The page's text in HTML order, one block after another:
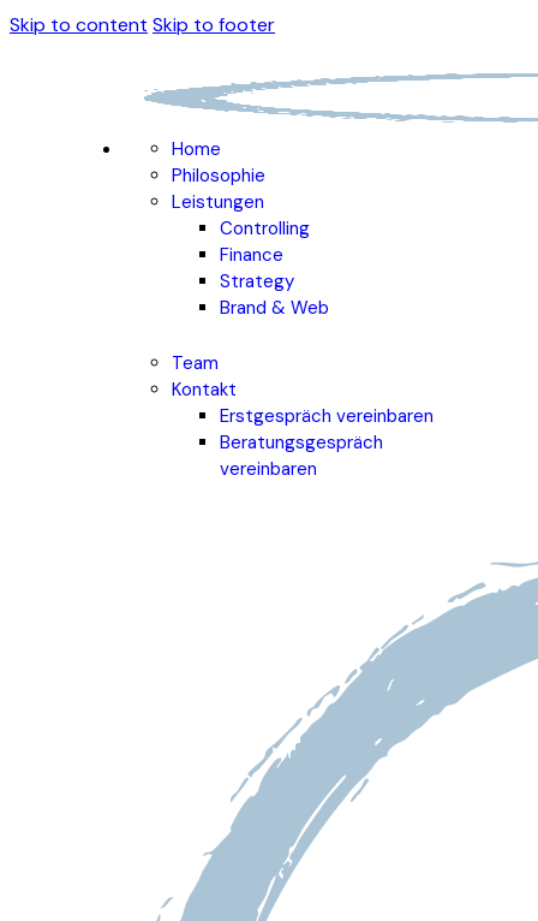
Skip to content Skip to footer
Home
Philosophie
Leistungen
Controlling
Finance
Strategy
Brand & Web
Team
Kontakt
Erstgespräch vereinbaren
Beratungsgespräch
vereinbaren